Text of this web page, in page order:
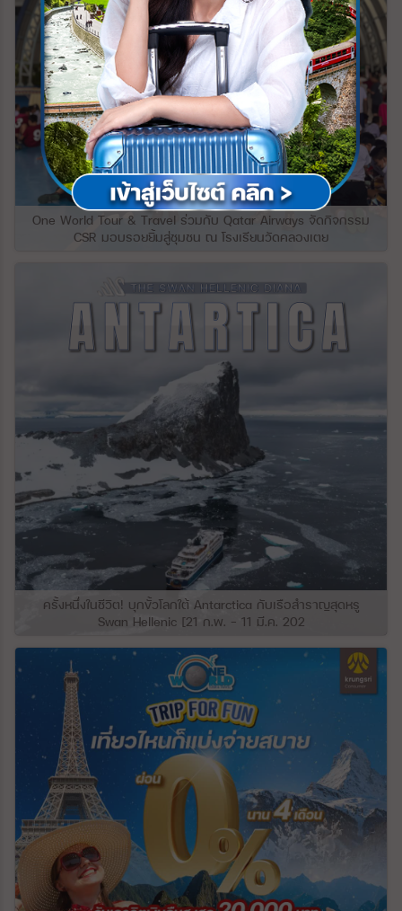
เมษายน 1991 ทศวรรษ 1990 เป็นช่วงเวลา
ของความไม่มั่นคงและความไม่สงบในจอร์เจีย
เนื่องจากรัฐบาลหลังประกาศอิสรภาพชุดแรก
ถูกโค่นล้ม และขบวนการแบ่งแยกดินแดนได้เกิด
ขึ้นในเซาท์ออสซีเชียและอับคาเซีย (South
Ossetia and Abkhazia) ภูมิประเทศของ
จอร์เจียส่วนใหญ่เป็นภูเขา และมากกว่าหนึ่งใน
สามปกคลุมด้วยป่าไม้ จอร์เจียมีภูมิประเทศ
หลากหลายที่น่าทึ่ง ตั้งแต่ชายฝั่งทะเลดำกึ่งเขต
ร้อน ไปจนถึงน้ำแข็งและหิมะที่แนวยอดของ
เทือกเขาคอเคซัส ความแตกต่างดังกล่าวทำให้
พื้นที่ค่อนข้างเล็กของประเทศมีความน่าสนใจ
มากยิ่งขึ้น ภูมิประเทศที่เป็นภูเขาของจอร์เจีย
อาจแบ่งออกเป็นสามแบบ ทั้งหมดทอดยาวจาก
ทิศตะวันออกไปยังทิศตะวันตก ทางทิศเหนือ
เคซัส ซึ่งประกอบด้วยแนวเทือกเขาขนานและ
แนวขวางที่พุ่งสูงขึ้นไปทางทิศตะวันออก และ
มักจะคั่นด้วยโตรกธารและป่าลึก ยอดเขาที่
งดงามตระการตา ได้แก่ ยอดเขา Shkhara ซึ่ง
สูง 16,627 ฟุต (5,068 เมตร) เป็นจุดที่สูงที่สุด
ในจอร์เจีย และ Mounts Rustaveli, Tetnuld
และ Ushba ซึ่งทั้งหมดสูงกว่า 15,000 ฟุต
ปล่องของภูเขาไฟ Mkinvari (Kazbek) ที่ดับ
แล้วอยู่เหนือเทือกเขา Bokovoy ทางตอนเหนือ
สุดจากความสูง 16,512 ฟุต แนวยอดเขาที่
สำคัญจำนวนหนึ่งขยายออกไปทางทิศใต้จาก
ระยะกลาง รวมถึงของยอดเขา Lomis และ
Kartli (Kartalinian) ที่ตั้งฉากกับแนวเทือกเขา
คอเคเซียน จากแนวชายฝั่งที่ปกคลุมด้วยน้ำ
แข็งของพื้นที่สูงและสวยงามเหล่านี้ประกอบ
ด้วยลำธารและแม่น้ำหลายสายไหลผ่าน ความ
ลาดชันทางตอนใต้ของเทือกเขาเกรทเทอร์คอ
เคซัส ประกอบด้วยที่ราบลุ่มภาคกลางที่เกิดขึ้น
จากความกดอากาศต่ำทางโครงสร้างขนาด
ใหญ่ ที่ราบโกลคิดาใกล้ชายฝั่งทะเลดำถูก
ปกคลุมด้วยชั้นหนาของตะกอนที่เกิดจากแม่น้ำ
สำคัญของจอร์เจียตะวันตก ได้แก่ แม่น้ำ
Inguri, Rioni และ Kodori ซึ่งไหลลงมาจาก
เทือกเขาเกรทเทอร์คอเคซัส ซึ่งไหลผ่านพื้นที่
กว้างสู่ทะเล ภูมิภาคนี้จึงมีความสำคัญอย่างยิ่ง
ผ่านการเพาะปลูกพืชกึ่งเขตร้อนและพืชเชิง
พาณิชย์อื่นๆ ทางด้านทิศตะวันออก มีเทือกเขา
Meskhet และ Likh ซึ่งเชื่อมระหว่างเทือกเขา
คอเคซัสและที่ราบสูงคอเคซัส (Greater and
Lesser Caucasus) ระะหว่างแอ่งของทะเลดำ
และทะเลแคสเปียน ในจอร์เจียตอนกลาง
ระหว่างเมือง Khashuri และ Mtsʿkhetʿa
(เมืองหลวงโบราณ) เป็นที่ราบสูงชั้นในที่เรียก
ว่าที่ราบ Kartli (Kartalinian) ล้อมรอบด้วย
ภูเขาทางทิศเหนือ ทิศใต้ ทิศตะวันออก และทิศ
ตะวันตก ที่ปกคลุมไปด้วยตะกอนดินเหลืองเป็น
‘เอยาฟยาตลาเยอคุตล์’ (Eyjafjallajökull) ทำให้
การเดินทางทางอากาศทั่วยุโรปและ
อเมริกาเหนือหยุดชะงักเนื่องจากเถ้าภูเขาไฟ
จำนวนมากที่พ่นออกมาเป็นเวลาถึงหกวัน
ศาสนสถานที่สำคัญของเมือง…ทิราโน่อาจจะ
ไม่มีอะไรที่โดดเด่น แต่ทิราโน่คือจุดเริ่มต้นของ
เส้นทางรถไฟที่งดงามที่สุดแห่งหนึ่งในยุโรปนั่น
คือรถไฟสาย “Bernina Express” ที่เราจะนั่ง
เพื่อเดินทางข้ามเทือกเขาอัลไพน์สู่ประเทศ
สวิสเซอร์แลนด์กันครับ
632 ปี (1248-1880) ในแบบสถาปัตยกรรมกอ
ธิค และได้รับการขึ้นทะเบียนเป็นมรดกโลกทาง
วัฒนธรรมในปี 1996 อีกหนึ่งกิจกรรมที่ไม่ควร
พลาดเมื่อมาเที่ยวเยอรมันคือการล่องเรือชม
บรรยากาศของแม่น้ำไรน์…เราเริ่มล่องเรือจาก
เมืองเล็กๆ ที่ชื่อ ‘เซนต์กอร์’ สู่เมือง ‘บ๊อบพาร์
ด’ ผ่านหมู่บ้าน และไร่องุ่นที่เรียงรายอยู่ทั้งสอง
ฝั่ง ต้นแม่น้ำสายนี้มาจากไหลมาจากเทือกเขา
แอลป์ผ่านหลายประเทศในยุโรป ช่วงที่ไหลผ่าน
เข้ามาในประเทศเยอรมันถือว่าเป็นช่วงที่มี
ความยาวมากที่สุด แม่น้ำไรน์ได้รับการยกย่อง
เป็นแม่น้ำที มีความสําคัญในยุโรมาตั้งแต่สมัย
จักรวรรดิโรมันในเรื่องของการขนส่งสินค้า
และยังเป็นยุทธศาสตร์สำคัญในการทำสงคราม
ซึ่งเราจะเห็นได้จากการที่มีป้อมปราการและ
ไรน์ให้เราได้เห็นตลอดในระหว่างล่อง
เรือ#Covid19จบเราจะไปเที่ยวกัน
One World Tour & Travel ร่วมกับ Qatar Airways จัดกิจกรรม
CSR มอบรอยยิ้มสู่ชุมชน ณ โรงเรียนวัดคลองเตย
ครั้งหนึ่งในชีวิต! บุกขั้วโลกใต้ Antarctica กับเรือสำราญสุดหรู
Swan Hellenic [21 ก.พ. – 11 มี.ค. 202